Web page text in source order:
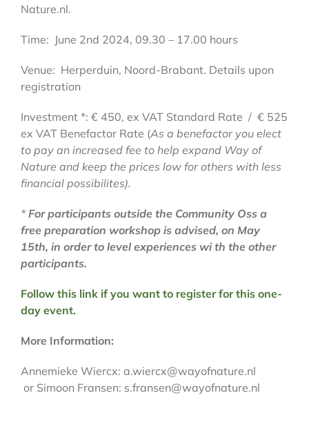
Nature.nl.
Time: June 2nd 2024, 09.30 – 17.00 hours
Venue: Herperduin, Noord-Brabant. Details upon
registration
Investment *: € 450, ex VAT Standard Rate / € 525
ex VAT Benefactor Rate (As a benefactor you elect
to pay an increased fee to help expand Way of
Nature and keep the prices low for others with less
financial possibilites).
*For participants outside the Community Oss a
free preparation workshop is advised, on May
15th, in order to level experiences wi th the other
participants.
Follow this link if you want to register for this one-
day event.
More Information:
Annemieke Wiercx: a.wiercx@wayofnature.nl
or Simoon Fransen: s.fransen@wayofnature.nl